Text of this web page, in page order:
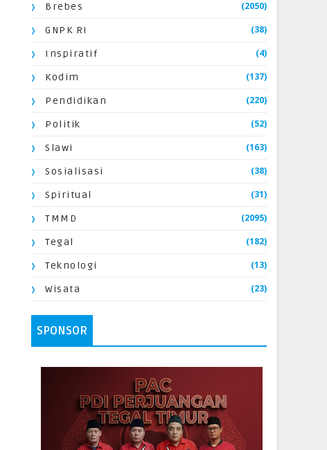
Brebes (2050)
GNPK RI (38)
Inspiratif (4)
Kodim (137)
Pendidikan (220)
Politik (52)
Slawi (163)
Sosialisasi (38)
Spiritual (31)
TMMD (2095)
Tegal (182)
Teknologi (13)
Wisata (23)
SPONSOR